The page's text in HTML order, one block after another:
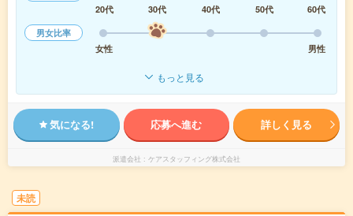
20代
30代 40代 50代
60代
男女比率
女性
男性
もっと見る
気になる! 応募へ進む 詳しく見る
派遣会社 ケアスタッフィング株式会社
未読